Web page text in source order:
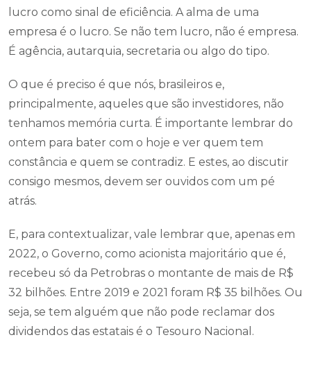
lucro como sinal de eficiência. A alma de uma
empresa é o lucro. Se não tem lucro, não é empresa.
É agência, autarquia, secretaria ou algo do tipo.
O que é preciso é que nós, brasileiros e,
principalmente, aqueles que são investidores, não
tenhamos memória curta. É importante lembrar do
ontem para bater com o hoje e ver quem tem
constância e quem se contradiz. E estes, ao discutir
consigo mesmos, devem ser ouvidos com um pé
atrás.
E, para contextualizar, vale lembrar que, apenas em
2022, o Governo, como acionista majoritário que é,
recebeu só da Petrobras o montante de mais de R$
32 bilhões. Entre 2019 e 2021 foram R$ 35 bilhões. Ou
seja, se tem alguém que não pode reclamar dos
dividendos das estatais é o Tesouro Nacional.